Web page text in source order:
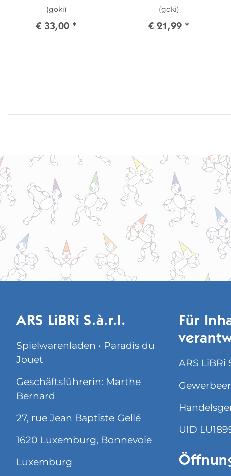
(goki)
€ 33,00 *
(goki)
€ 21,99 *
ARS LiBRi S.à.r.l.
Spielwarenladen • Paradis du
Jouet
Geschäftsführerin: Marthe
Bernard
27, rue Jean Baptiste Gellé
1620 Luxemburg, Bonnevoie
Luxemburg
Für
ARS LiBRi
UID